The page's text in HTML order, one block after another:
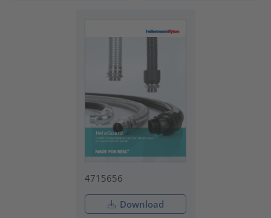
4715656
Download